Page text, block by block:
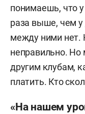
понимаешь, что у
раза выше, чем у
между ними нет.
неправильно.
другим клубам,
платить. Кто
«На нашем